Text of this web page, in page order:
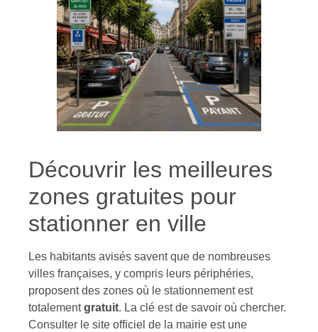
Découvrir les meilleures
zones gratuites pour
stationner en ville
Les habitants avisés savent que de nombreuses
villes françaises, y compris leurs périphéries,
proposent des zones où le stationnement est
totalementgratuit. La clé est de savoir où chercher.
Consulter le site officiel de la mairie est une